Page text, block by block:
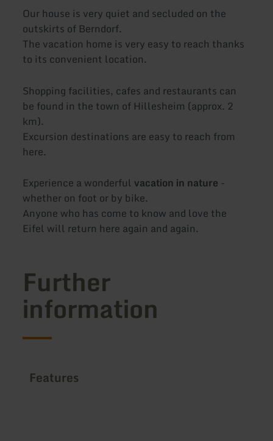
Our house is very quiet and secluded on the
outskirts of Berndorf.
The vacation home is very easy to reach thanks
to its convenient location.
Shopping facilities, cafes and restaurants can
be found in the town of Hillesheim (approx. 2
km).
Excursion destinations are easy to reach from
here.
Experience a wonderful vacation in nature -
whether on foot or by bike.
Anyone who has come to know and love the
Eifel will return here again and again.
Further
information
Features